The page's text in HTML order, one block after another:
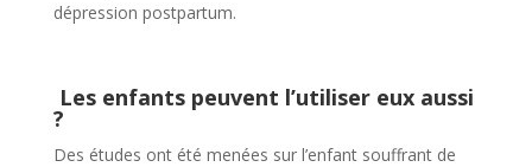
dépression postpartum.
Les enfants peuvent l’utiliser eux aussi
?
Des études ont été menées sur l’enfant souffrant de